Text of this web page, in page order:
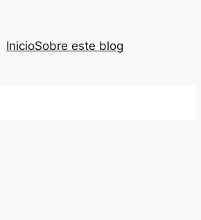
InicioSobre este blog